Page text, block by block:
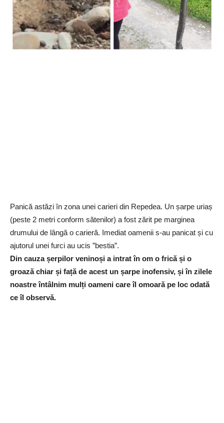
Panică astăzi în zona unei carieri din Repedea. Un șarpe uriaș
(peste 2 metri conform sătenilor) a fost zărit pe marginea
drumului de lângă o carieră. Imediat oamenii s-au panicat și cu
ajutorul unei furci au ucis ”bestia”.
Din cauza șerpilor veninoși a intrat în om o frică și o
groază chiar și față de acest un șarpe inofensiv, și în zilele
noastre întâlnim mulți oameni care îl omoară pe loc odată
ce îl observă.